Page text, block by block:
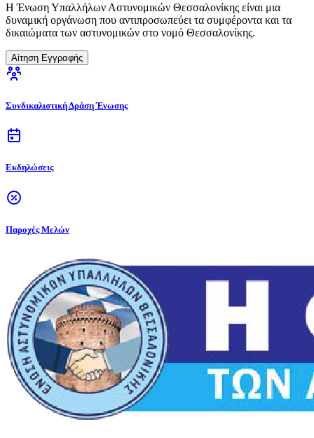
Η Ένωση Υπαλλήλων Αστυνομικών Θεσσαλονίκης είναι μια
δυναμική οργάνωση που αντιπροσωπεύει τα συμφέροντα και τα
δικαιώματα των αστυνομικών στο νομό Θεσσαλονίκης.
Αίτηση Εγγραφής
Συνδικαλιστική Δράση Ένωσης
Εκδηλώσεις
Παροχές Μελών